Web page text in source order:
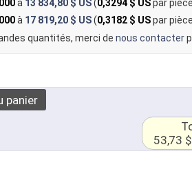
à 13 834,80 $ US(0,3294 $ USpar
à 17 819,20 $ US(0,3182 $ USpar
quantités, merci de nous contacter
panier
53,73